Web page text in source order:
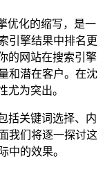
优化的缩写，是一
引擎结果中排名更
的网站在搜索引擎
和潜在客户。在沈
尤为突出。
括关键词选择、内
我们将逐一探讨这
中的效果。